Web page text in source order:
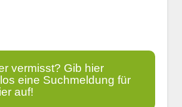
vermisst? Gib hier
eine Suchmeldung für
auf!